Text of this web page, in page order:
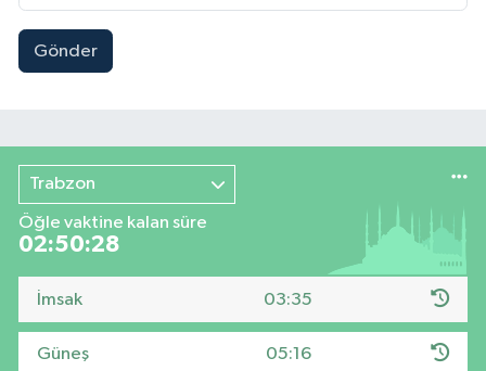
Gönder
Trabzon
Öğle vaktine kalan süre
02:50:27
İmsak 03:35
Güneş 05:16